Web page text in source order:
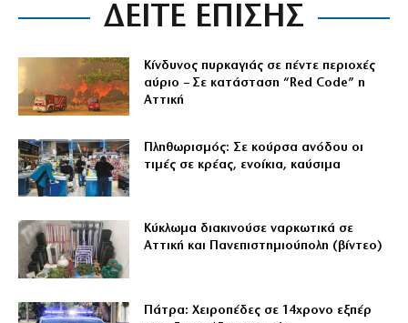
ΔΕΙΤΕ ΕΠΙΣΗΣ
Κίνδυνος πυρκαγιάς σε πέντε περιοχές
αύριο – Σε κατάσταση “Red Code” η
Αττική
Πληθωρισμός: Σε κούρσα ανόδου οι
τιμές σε κρέας, ενοίκια, καύσιμα
Κύκλωμα διακινούσε ναρκωτικά σε
Αττική και Πανεπιστημιούπολη (βίντεο)
Πάτρα: Χειροπέδες σε 14χρονο εξπέρ